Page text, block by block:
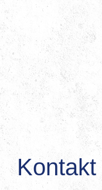
Kontakt